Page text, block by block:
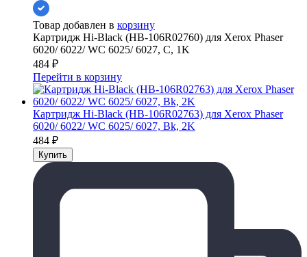
Товар добавлен в корзину
Картридж Hi-Black (HB-106R02760) для Xerox Phaser
6020/ 6022/ WC 6025/ 6027, C, 1K
484 ₽
Перейти в корзину
Картридж Hi-Black (HB-106R02763) для Xerox Phaser
6020/ 6022/ WC 6025/ 6027, Bk, 2K
484 ₽